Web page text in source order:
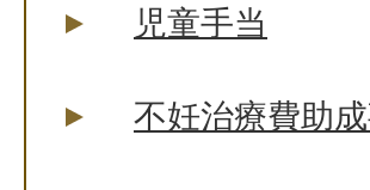
児童手当
不妊治療費助